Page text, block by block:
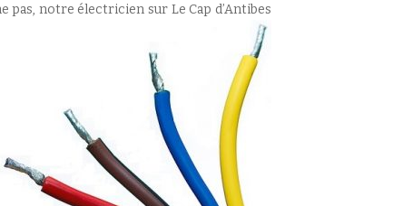
pas, notre électricien sur Le Cap d’Antibes